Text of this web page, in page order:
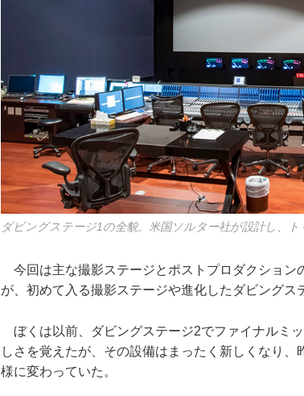
ダビングステージ1の全貌。米国ソルター社が設計し、
今回は主な撮影ステージとポストプロダクション
が、初めて入る撮影ステージや進化したダビング
ぼくは以前、ダビングステージ2でファイナルミ
しさを覚えたが、その設備はまったく新しくなり
様に変わっていた。